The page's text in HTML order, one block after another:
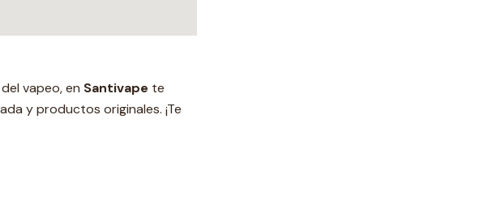
vapeo, en Santivape te
y productos originales. ¡Te